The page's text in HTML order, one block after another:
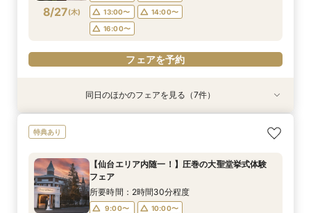
フェアを予約
14:00〜
フェアを予約
15:00〜
フェアを予約
フェアを予約
フェアを予約
フェアを予約
フェアを予約
8/27(木)
13:00〜
14:00〜
16:00〜
フェアを予約
8/27(木)
【初めての見学の方におすすめ】マイナビ限定特
9:00〜
11:00〜
13:00〜
15:00〜
8/27(木)
【少人数OK‼】＼先輩カップルが納得した／フォ
所要時間：2時間30分程度
11:30〜
12:30〜
8/27(木)
＼会場使用料半額プレゼント／【6名～でも憧れ
所要時間：2時間30分程度
11:00〜
14:00〜
8/27(木)
【大切なペットと叶える♪】With Petウェディン
10:00〜
14:00〜
16:00〜
17:00〜
8/27(木)
【マイナビ限定スイーツプレゼント付き】フォト
ウェディング・フォト+会食をご検討の方必見！
ディング相談会♪
所要時間：2時間程度
14:00〜
15:00〜
8/27(木)
9:00〜
11:00〜
13:00〜
15:00〜
8/27(木)
迷い始めたら参加！【2件目以降に◎】会場徹底
9:00〜
11:00〜
14:00〜
15:00〜
同日のほかのフェアを見る（7件）
特典あり
【仙台エリア内随一！】圧巻の大聖堂挙式体験
フェア
所要時間：2時間30分程度
9:00〜
10:00〜